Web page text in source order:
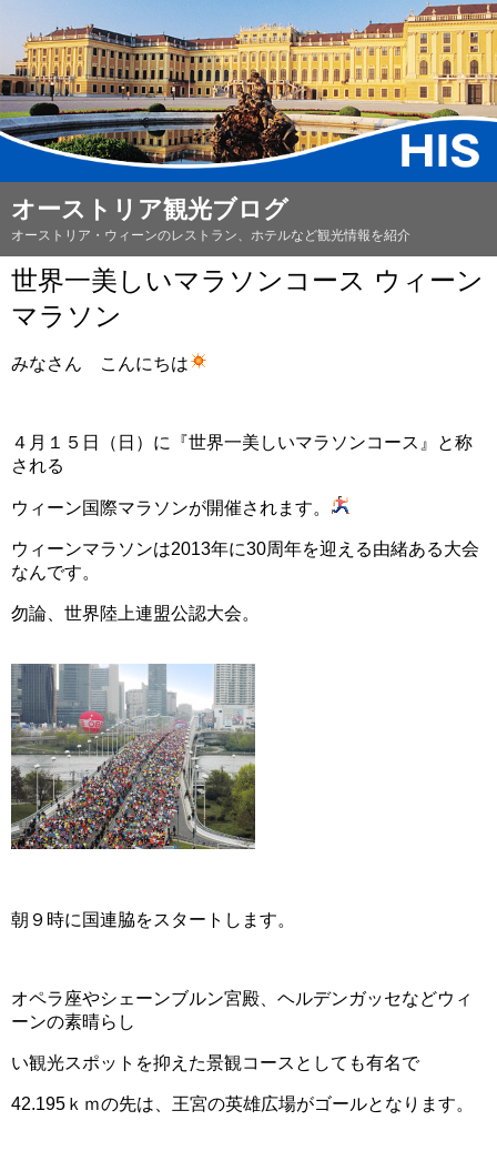
オーストリア観光ブログ
オーストリア・ウィーンのレストラン、ホテルなど観光情報を紹介
世界一美しいマラソンコース ウィーン
マラソン
みなさん こんにちは
４月１５日（日）に『世界一美しいマラソンコース』と称
される
ウィーン国際マラソンが開催されます。
ウィーンマラソンは2013年に30周年を迎える由緒ある大会
なんです。
勿論、世界陸上連盟公認大会。
朝９時に国連脇をスタートします。
オペラ座やシェーンブルン宮殿、ヘルデンガッセなどウィ
ーンの素晴らし
い観光スポットを抑えた景観コースとしても有名で
42.195ｋｍの先は、王宮の英雄広場がゴールとなります。